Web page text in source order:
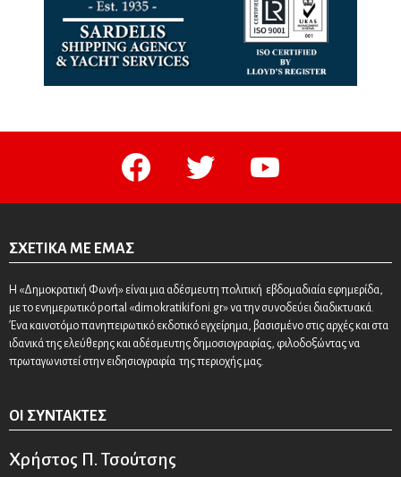
facebook twitter youtube
ΣΧΕΤΙΚΆ ΜΕ ΕΜΆΣ
Η «Δημοκρατική Φωνή» είναι μια αδέσμευτη πολιτική εβδομαδιαία εφημερίδα,
με το ενημερωτικό portal «dimokratikifoni.gr» να την συνοδεύει διαδικτυακά.
Ένα καινοτόμο πανηπειρωτικό εκδοτικό εγχείρημα, βασισμένο στις αρχές και στα
ιδανικά της ελεύθερης και αδέσμευτης δημοσιογραφίας, φιλοδοξώντας να
πρωταγωνιστεί στην ειδησιογραφία της περιοχής μας.
ΟΙ ΣΥΝΤΆΚΤΕΣ
Χρήστος Π. Τσούτσης